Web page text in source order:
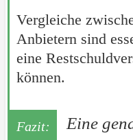
Vergleiche
Anbietern sind
eine
können.
Eine